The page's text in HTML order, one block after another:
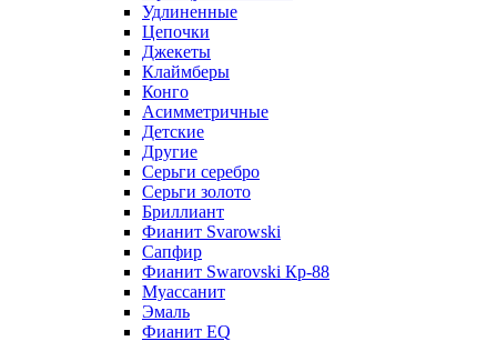
Удлиненные
Цепочки
Джекеты
Клаймберы
Конго
Асимметричные
Детские
Другие
Серьги серебро
Серьги золото
Бриллиант
Фианит Svarowski
Сапфир
Фианит Swarovski Кр-88
Муассанит
Эмаль
Фианит EQ